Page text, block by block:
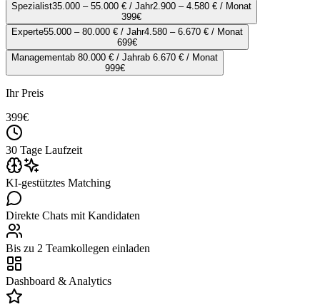
Spezialist35.000 – 55.000 € / Jahr2.900 – 4.580 € / Monat
399€
Experte55.000 – 80.000 € / Jahr4.580 – 6.670 € / Monat
699€
Managementab 80.000 € / Jahrab 6.670 € / Monat
999€
Ihr Preis
399€
30 Tage Laufzeit
KI-gestütztes Matching
Direkte Chats mit Kandidaten
Bis zu 2 Teamkollegen einladen
Dashboard & Analytics